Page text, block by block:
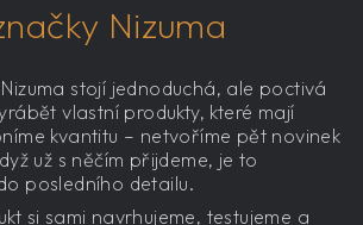
Nizuma
stojí jednoduchá, ale poctivá
vlastní produkty, které mají
kvantitu – netvoříme pět novinek
už s něčím přijdeme, je to
posledního detailu.
si sami navrhujeme, testujeme a